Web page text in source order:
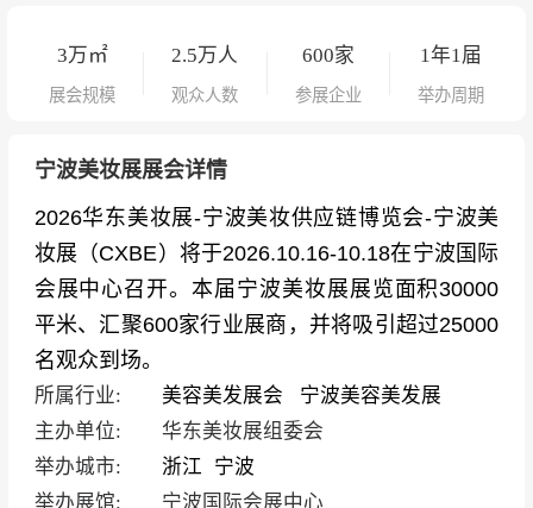
3万㎡
展会规模
2.5万人
观众人数
600家
参展企业
1年1届
举办周期
宁波美妆展展会详情
2026华东美妆展-宁波美妆供应链博览会-宁波美
妆展（CXBE）将于2026.10.16-10.18在宁波国际
会展中心召开。本届宁波美妆展展览面积30000
平米、汇聚600家行业展商，并将吸引超过25000
名观众到场。
所属行业: 美容美发展会
宁波美容美发展
主办单位:
华东美妆展组委会
举办城市:
浙江
宁波
举办展馆:
宁波国际会展中心